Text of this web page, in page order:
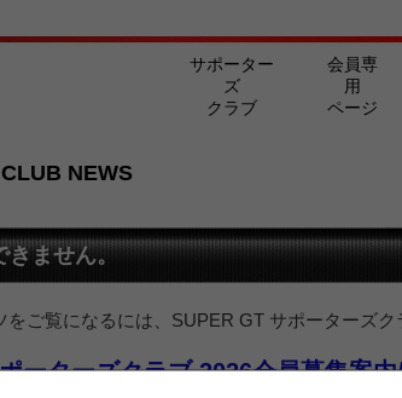
サポーター
ズ
クラブ
会員専
用
ページ
NEWS
きません。
をご覧になるには、SUPER GT サポーターズ
ーターズクラブ 2026会員募集案